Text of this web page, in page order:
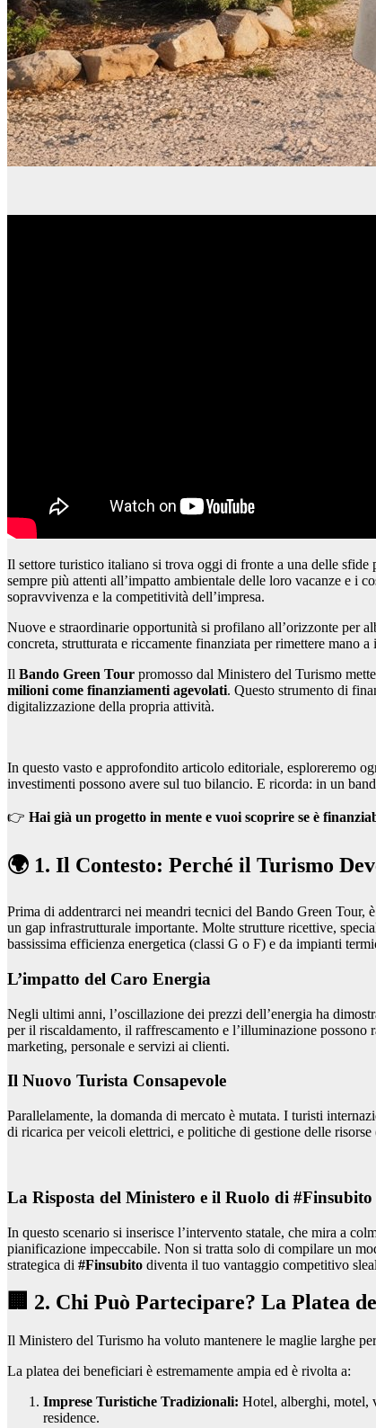
Il settore turistico italiano si trova oggi di fronte a una delle
sempre più attenti all’impatto ambientale delle loro vacanze e i
sopravvivenza e la competitività dell’impresa.
Nuove e straordinarie opportunità si profilano all’orizzonte per
concreta, strutturata e riccamente finanziata per rimettere mano
Il Bando Green Tour promosso dal Ministero del Turismo
milioni come finanziamenti agevolati. Questo strumento di
digitalizzazione della propria attività.
In questo vasto e approfondito articolo editoriale, esploreremo
investimenti possono avere sul tuo bilancio. E ricorda: in un
👉 Hai già un progetto in mente e vuoi scoprire se è
🌍 1. Il Contesto: Perché il Turismo
Prima di addentrarci nei meandri tecnici del Bando Green Tour,
un gap infrastrutturale importante. Molte strutture ricettive,
bassissima efficienza energetica (classi G o F) e da impianti
L’impatto del Caro Energia
Negli ultimi anni, l’oscillazione dei prezzi dell’energia ha
per il riscaldamento, il raffrescamento e l’illuminazione
marketing, personale e servizi ai clienti.
Il Nuovo Turista Consapevole
Parallelamente, la domanda di mercato è mutata. I turisti
di ricarica per veicoli elettrici, e politiche di gestione delle
La Risposta del Ministero e il Ruolo di #Finsubito
In questo scenario si inserisce l’intervento statale, che mira a
pianificazione impeccabile. Non si tratta solo di compilare un
strategica di #Finsubito diventa il tuo vantaggio competitivo
🏢 2. Chi Può Partecipare? La Platea
Il Ministero del Turismo ha voluto mantenere le maglie larghe
La platea dei beneficiari è estremamente ampia ed è rivolta a:
Imprese Turistiche Tradizionali: Hotel, alberghi, motel,
residence.